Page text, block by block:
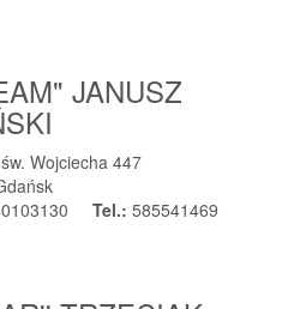
JANUSZ
Wojciecha 447
Tel.: 585541469